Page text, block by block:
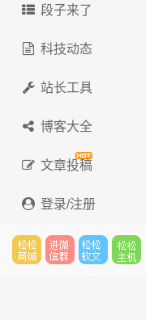
段子来了
科技动态
站长工具
博客大全
文章投稿
登录/注册